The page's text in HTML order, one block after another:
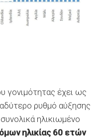
γονιμότητας έχει ως
ρυθμό αύξησης
ηλικιωμένο
ηλικίας 60 ετών